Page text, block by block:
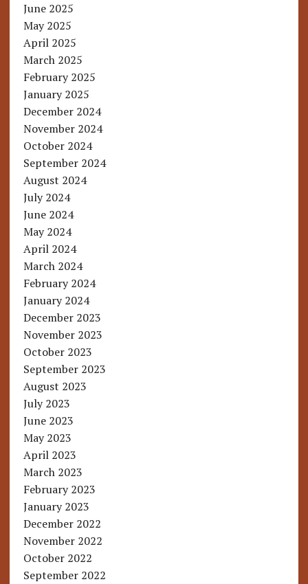
June 2025
May 2025
April 2025
March 2025
February 2025
January 2025
December 2024
November 2024
October 2024
September 2024
August 2024
July 2024
June 2024
May 2024
April 2024
March 2024
February 2024
January 2024
December 2023
November 2023
October 2023
September 2023
August 2023
July 2023
June 2023
May 2023
April 2023
March 2023
February 2023
January 2023
December 2022
November 2022
October 2022
September 2022